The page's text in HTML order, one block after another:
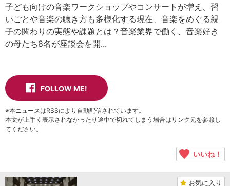
子ども向けの音楽ワークショップやコンサートが増え、習
いごとや音楽の聴き方も多様化する現在、音楽をめぐる親
子の関わりの実態や課題とは？音楽業界で働く、音楽好き
の母たち8名が座談会を開...
FOLLOW ME!
※本ニュースはRSSにより自動配信されています。
本文が上手く表示されなかったり途中で切れてしまう場合はリンク元を参照し
てください。
いいね！
お気に入り